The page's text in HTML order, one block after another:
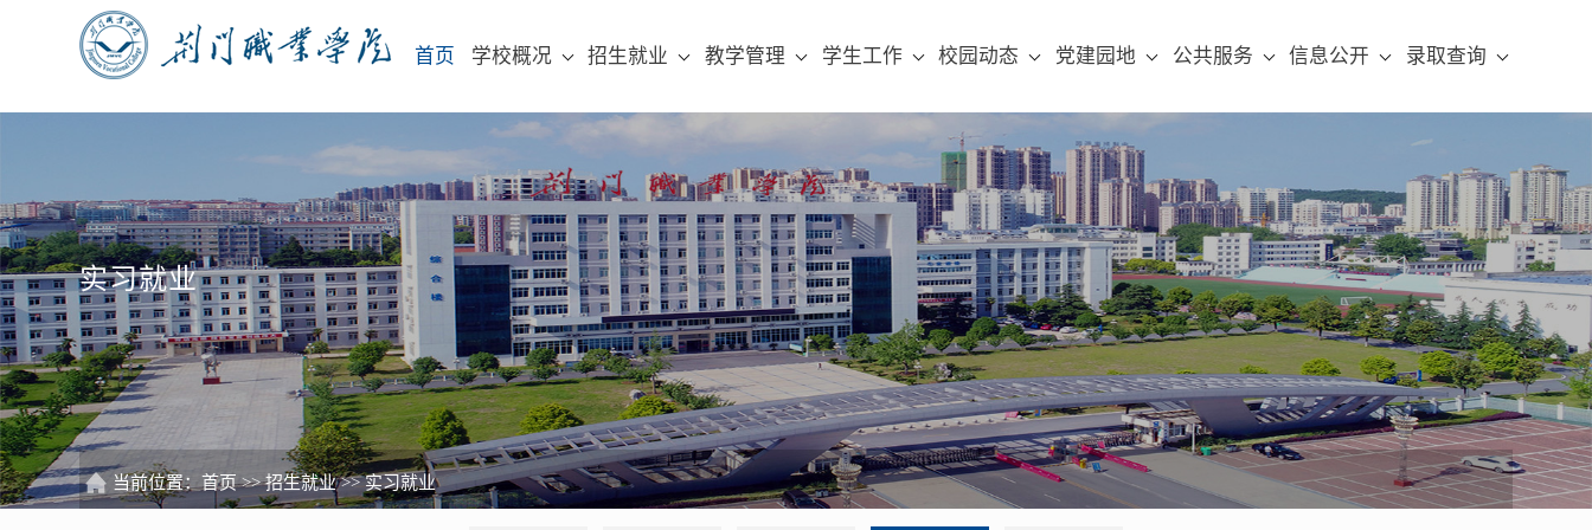
首页 学校概况 招生就业 教学管理 学生工作 校园动态 党建园地 公共服务 信息公开 录取查询
实习就业
当前位置：首页>>招生就业>>实习就业